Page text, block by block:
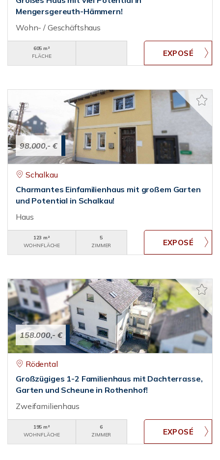
Mengersgereuth-Hämmern!
Wohn- / Geschäftshaus
605 m²
FLÄCHE
98.000,- €
Schalkau
Charmantes Einfamilienhaus mit großem Garten
und Potential in Schalkau!
Haus
123 m²
WOHNFLÄCHE
5
ZIMMER
158.000,- €
Rödental
Großzügiges 1-2 Familienhaus mit Dachterrasse,
Garten und Scheune in Rothenhof!
Zweifamilienhaus
195 m²
WOHNFLÄCHE
6
ZIMMER